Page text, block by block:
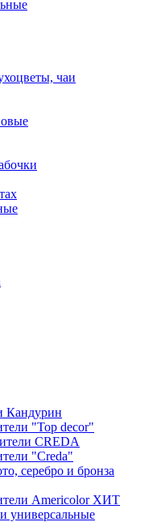
чаи
Кандурин
"Top decor"
CREDA
"Creda"
серебро и бронза
Americolor ХИТ
универсальные